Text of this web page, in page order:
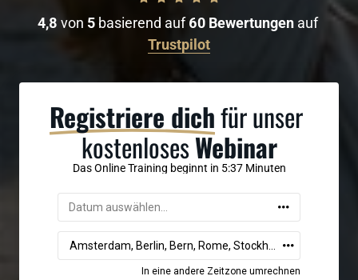
4,8 von 5 basierend auf 60 Bewertungen auf
Trustpilot
Registriere dich für unser
kostenloses Webinar
Das Online Training beginnt in 5:35 Minuten